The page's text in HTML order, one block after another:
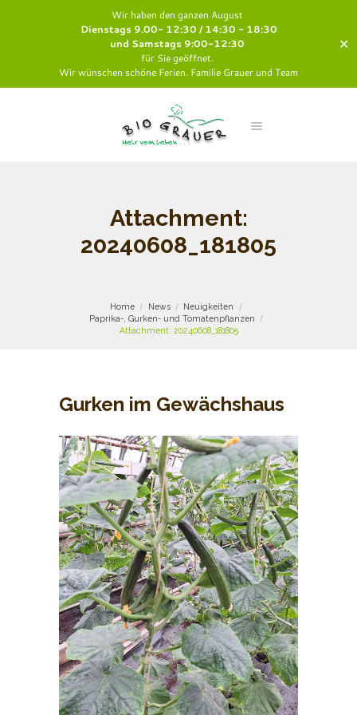
Wir haben den ganzen August
Dienstags 9.00- 12:30 / 14:30 - 18:30
und Samstags 9:00-12:30
für Sie geöffnet.
Wir wünschen schöne Ferien. Familie Grauer und Team
✕
Attachment:
20240608_181805
Home News
Neuigkeiten
Paprika-, Gurken- und Tomatenpflanzen
Attachment: 20240608_181805
Gurken im Gewächshaus